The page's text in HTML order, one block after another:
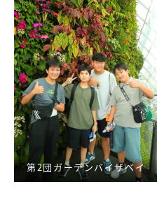
第2団ガーデンバイザベイ